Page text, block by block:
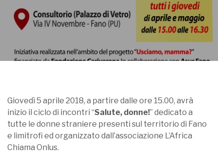
Giovedì 5 aprile 2018, a partire dalle ore 15.00, avrà
inizio il ciclo di incontri “Salute, donne!” dedicato a
tutte le donne straniere presenti sul territorio di Fano
e limitrofi ed organizzato dall’associazione L’Africa
Chiama Onlus.